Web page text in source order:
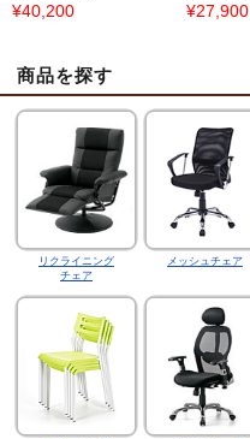
¥40,200 ¥27,900
商品を探す
リクライニング
チェア
メッシュチェア